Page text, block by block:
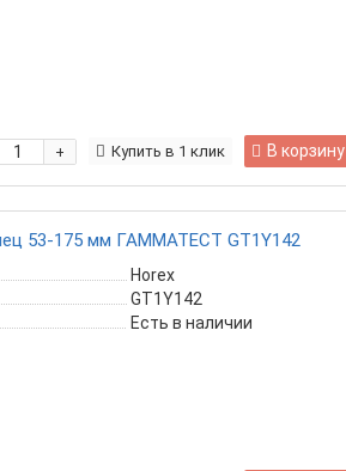
+ В корзину
Купить в 1 клик
53-175 мм ГАММАТЕСТ GT1Y142
Horex
GT1Y142
Есть в наличии